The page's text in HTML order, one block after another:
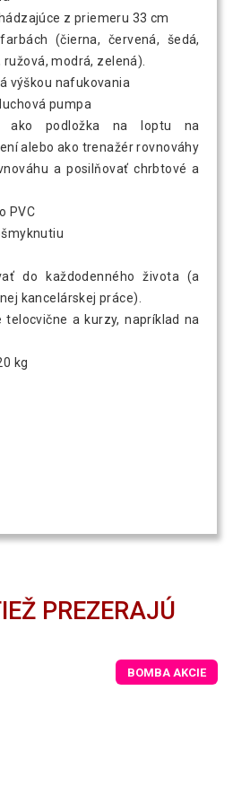
z priemeru 33 cm
(čierna, červená, šedá,
modrá, zelená).
výškou nafukovania
pumpa
ako podložka na loptu na
alebo ako trenažér rovnováhy
a posilňovať chrbtové a
PVC
do každodenného života (a
kancelárskej práce).
telocvične a kurzy, napríklad na
kg
PREZERAJÚ
BOMBA AKCIE